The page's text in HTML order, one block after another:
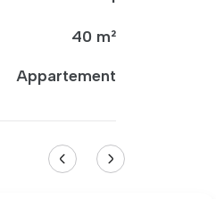
40 m²
Appartement